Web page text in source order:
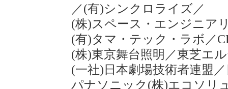
／(有)シンクロライズ ／
(株)スペース・エンジニア
(有)タマ・テック・ラボ ／
(株)東京舞台照明 ／東芝エ
(一社)日本劇場技術者連盟 ／
パナソニック(株)エコソリ